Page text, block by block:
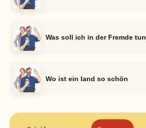
Was soll ich in der Fremde tun
Wo ist ein land so schön